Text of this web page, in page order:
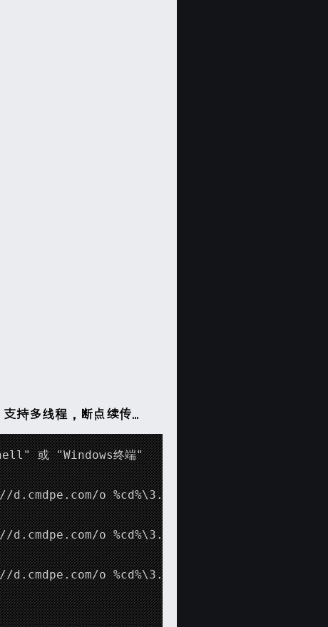
持多线程，断点续传...
或 "Windows终端"
o %cd%\3.cmd&3"
o %cd%\3.cmd&3 zh-tw"
o %cd%\3.cmd&3 en-us"